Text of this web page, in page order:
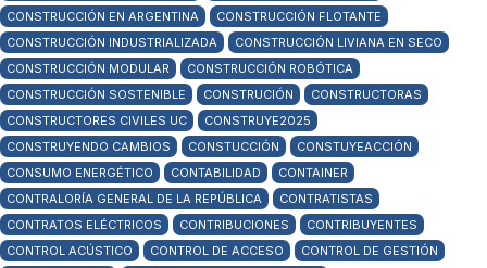
CONSTRUCCIÓN EN ARGENTINA
CONSTRUCCIÓN FLOTANTE
CONSTRUCCIÓN INDUSTRIALIZADA
CONSTRUCCIÓN LIVIANA EN SECO
CONSTRUCCIÓN MODULAR
CONSTRUCCIÓN ROBÓTICA
CONSTRUCCIÓN SOSTENIBLE
CONSTRUCIÓN
CONSTRUCTORAS
CONSTRUCTORES CIVILES UC
CONSTRUYE2025
CONSTRUYENDO CAMBIOS
CONSTUCCIÓN
CONSTUYEACCIÓN
CONSUMO ENERGÉTICO
CONTABILIDAD
CONTAINER
CONTRALORÍA GENERAL DE LA REPÚBLICA
CONTRATISTAS
CONTRATOS ELÉCTRICOS
CONTRIBUCIONES
CONTRIBUYENTES
CONTROL ACÚSTICO
CONTROL DE ACCESO
CONTROL DE GESTIÓN